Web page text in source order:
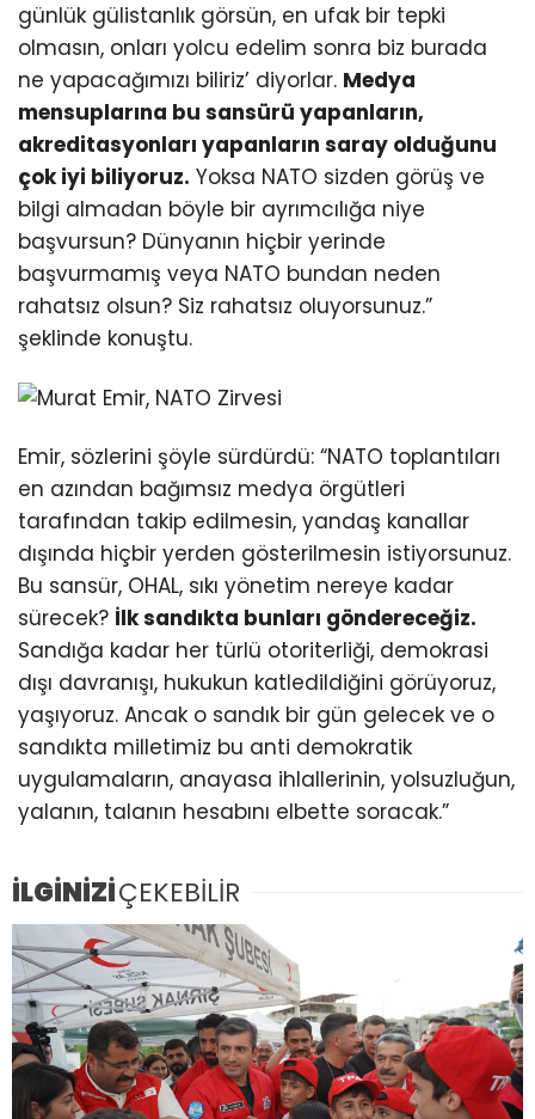
günlük gülistanlık görsün, en ufak bir tepki
olmasın, onları yolcu edelim sonra biz burada
ne yapacağımızı biliriz’ diyorlar. Medya
mensuplarına bu sansürü yapanların,
akreditasyonları yapanların saray olduğunu
çok iyi biliyoruz. Yoksa NATO sizden görüş ve
bilgi almadan böyle bir ayrımcılığa niye
başvursun? Dünyanın hiçbir yerinde
başvurmamış veya NATO bundan neden
rahatsız olsun? Siz rahatsız oluyorsunuz.”
şeklinde konuştu.
Emir, sözlerini şöyle sürdürdü: “NATO toplantıları
en azından bağımsız medya örgütleri
tarafından takip edilmesin, yandaş kanallar
dışında hiçbir yerden gösterilmesin istiyorsunuz.
Bu sansür, OHAL, sıkı yönetim nereye kadar
sürecek? İlk sandıkta bunları göndereceğiz.
Sandığa kadar her türlü otoriterliği, demokrasi
dışı davranışı, hukukun katledildiğini görüyoruz,
yaşıyoruz. Ancak o sandık bir gün gelecek ve o
sandıkta milletimiz bu anti demokratik
uygulamaların, anayasa ihlallerinin, yolsuzluğun,
yalanın, talanın hesabını elbette soracak.”
İLGİNİZİÇEKEBİLİR